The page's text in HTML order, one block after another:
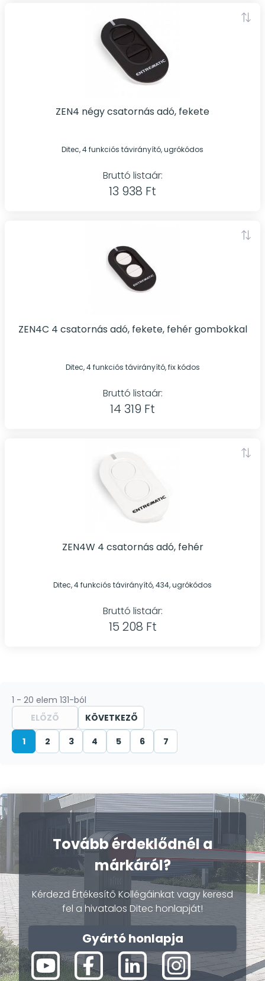
ZEN4 négy csatornás adó, fekete
Ditec, 4 funkciós távirányító, ugrókódos
Bruttó listaár:
13 938 Ft
ZEN4C 4 csatornás adó, fekete, fehér gombokkal
Ditec, 4 funkciós távirányító, fix kódos
Bruttó listaár:
14 319 Ft
ZEN4W 4 csatornás adó, fehér
Ditec, 4 funkciós távirányító, 434, ugrókódos
Bruttó listaár:
15 208 Ft
1 - 20 elem 131-ból
ELŐZŐ
1
2 3 4 5 6 7
KÖVETKEZŐ
Tovább érdeklődnél a
márkáról?
Kérdezd Értékesítő Kollégáinkat vagy keresd
fel a hivatalos Ditec honlapját!
Gyártó honlapja